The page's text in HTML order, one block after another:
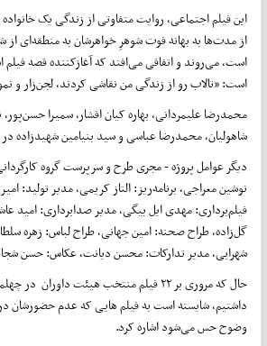
این فیلم اجتماعی، روایت متفاوتی از زندگی یک
از مدت‌ها به بهانه فوت شوهرِ خواهرشان به منطقه‌ای از
است، می‌روند و اتفاقی می‌افتد که آغازکننده قصه فیلم
است: «تالاب رو از زندگی من نقاشی کردند، لجن‌زار و
محمدرضا علیمردانی، بهاره کیان افشار، سمیرا حسن‌پور،
شاهولیان، محمدرضا عباسی و سید بنیامین شهیدزاده در
دیگر عوامل پروژه - مجری طرح و سرپرست گروه
نوشین معراجی، برنامه‌ریز: الناز کریمی، مدیر تولید:
فیلم‌برداری: مهدی ایل بیگی، مدیر صدابرداری: امید
گل‌زاده، طراح صحنه: امین جهانی، طراح لباس: زهره
شهرابی، مدیر تدارکات: محسن دیانت، عکاس: حسن
حال که مروری بر ۲۲ فیلم منتخب هیئت داوران
داشتیم، شایسته است به فیلم هایی که عدم حضورشان
وضوح حس می‌شود اشاره کرد.